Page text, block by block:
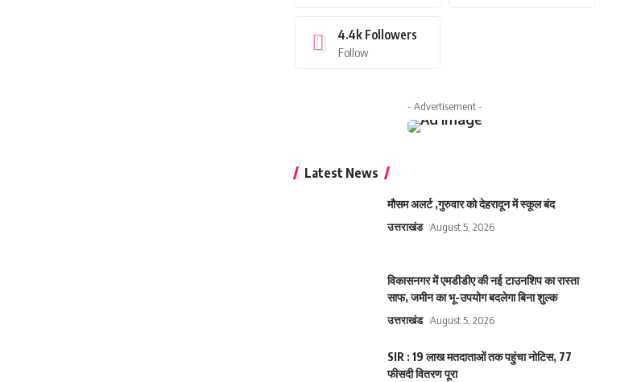
4.4k Followers
Follow
- Advertisement -
Latest News
मौसम अलर्ट ,गुरुवार को देहरादून में स्कूल बंद
उत्तराखंड August 5, 2026
विकासनगर में एमडीडीए की नई टाउनशिप का रास्ता
साफ, जमीन का भू-उपयोग बदलेगा बिना शुल्क
उत्तराखंड August 5, 2026
SIR : 19 लाख मतदाताओं तक पहुंचा नोटिस, 77
फीसदी वितरण पूरा